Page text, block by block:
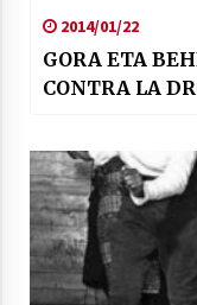
2014/01/22
GORA ETA
CONTRA LA